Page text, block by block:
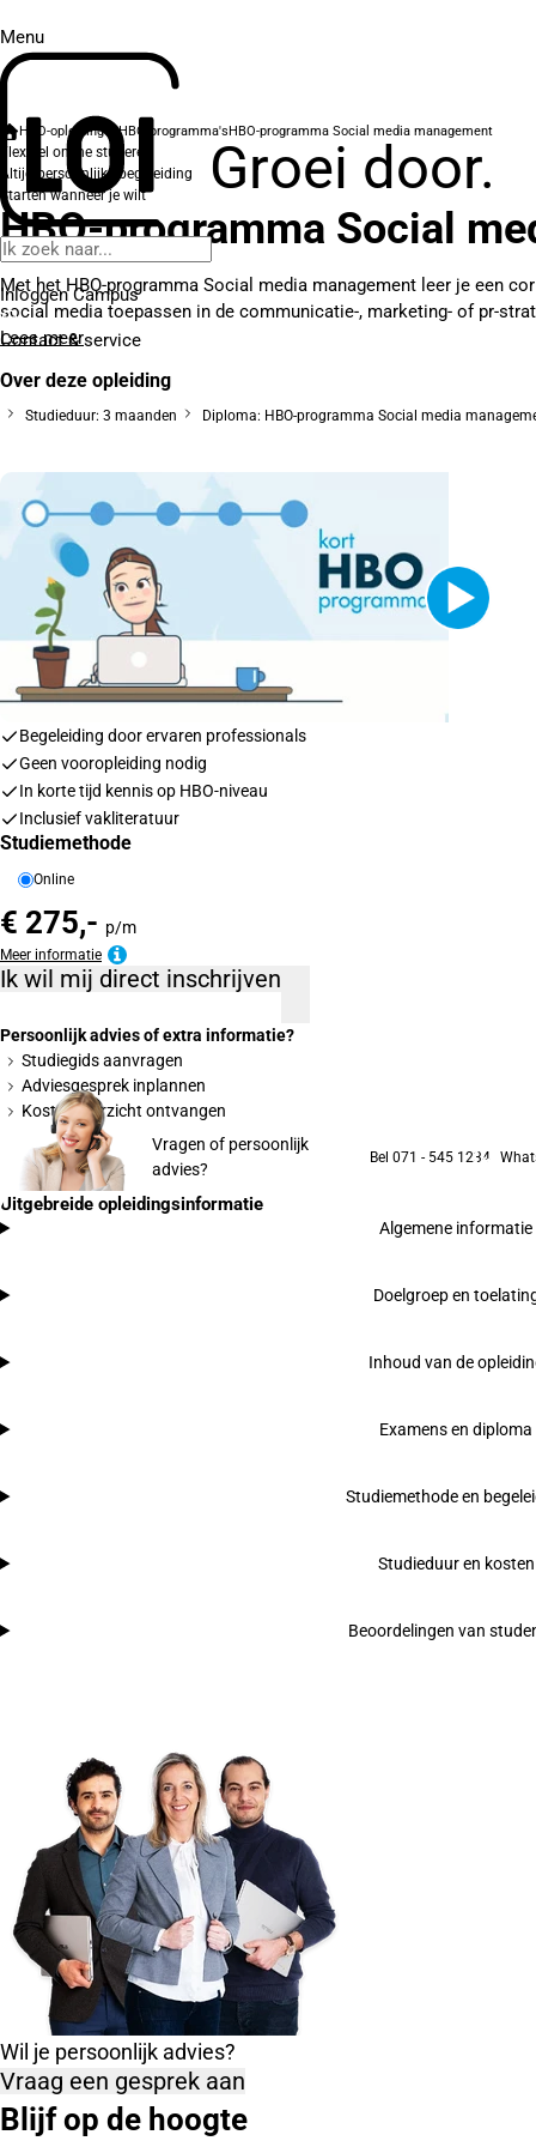
Menu
Groei door.
Inloggen Campus
Contact& service
HBO-opleidingenHBO-programma'sHBO-programma Social media management
Flexibel online studeren
Altijd persoonlijke begeleiding
Starten wanneer je wilt
HBO-programma Social
Met het HBO-programma Social media management leer je een
social media toepassen in de communicatie-, marketing- of pr-
Lees meer
Over deze opleiding
Studieduur: 3 maanden Diploma: HBO-programma Social media
Begeleiding door ervaren professionals
Geen vooropleiding nodig
In korte tijd kennis op HBO-niveau
Inclusief vakliteratuur
Studiemethode
Online
€ 275,- p/m
Meer informatie
Ik wil mij direct inschrijven
Persoonlijk advies of extra informatie?
Studiegids aanvragen
Adviesgesprek inplannen
Kostenoverzicht ontvangen
Vragen of persoonlijk
advies?
Bel 071 - 545 1234
Uitgebreide opleidingsinformatie
Algemene informatie
Doelgroep en
Inhoud van de
Examens en diploma
Studiemethode en
Studieduur en kosten
Beoordelingen van
Wil je persoonlijk advies?
Vraag een gesprek aan
Blijf op de hoogte